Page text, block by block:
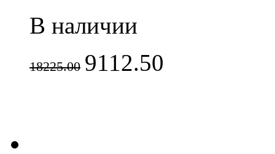
В наличии
18225.00 9112.50